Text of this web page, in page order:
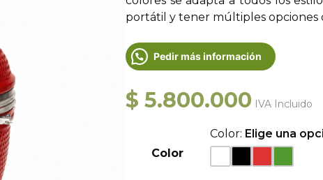
portátil y tener múltiples opciones
Pedir más información
$ 5.800.000 IVA Incluido
Color
Color: Elige una